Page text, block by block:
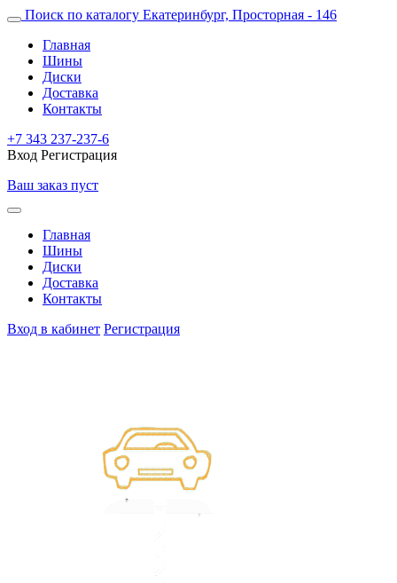
Поиск по каталогу Екатеринбург, Просторная - 146
Главная
Шины
Диски
Доставка
Контакты
+7 343 237-237-6
Вход Регистрация
Ваш заказ пуст
Главная
Шины
Диски
Доставка
Контакты
Вход в кабинет Регистрация